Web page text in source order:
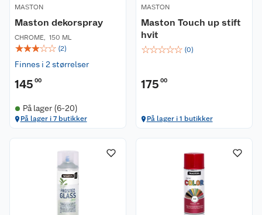
MASTON
Maston dekorspray
CHROME, 150 ML
☆☆☆☆☆ (2)
Finnes i 2 størrelser
145 00
På lager (6-20)
På lager i 7 butikker
MASTON
Maston Touch up stift
hvit
☆☆☆☆☆ (0)
175 00
På lager i 1 butikker